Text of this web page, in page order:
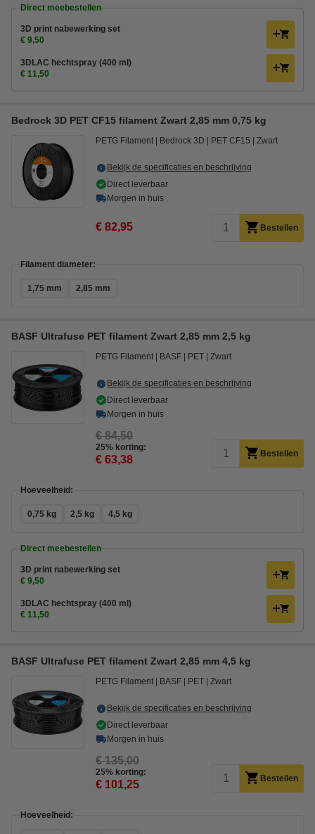
Direct meebestellen
3D print nabewerking set
€ 9,50
3DLAC hechtspray (400 ml)
€ 11,50
Bedrock 3D PET CF15 filament Zwart 2,85 mm 0,75 kg
PETG Filament Bedrock 3D PET CF15 Zwart
Bekijk de specificaties en beschrijving
Direct leverbaar
Morgen in huis
€ 82,95 Bestellen
Filament diameter:
1,75 mm 2,85 mm
BASF Ultrafuse PET filament Zwart 2,85 mm 2,5 kg
PETG Filament BASF PET Zwart
Bekijk de specificaties en beschrijving
Direct leverbaar
Morgen in huis
€ 84,50
25% korting:
€ 63,38 Bestellen
Hoeveelheid:
0,75 kg 2,5 kg 4,5 kg
Direct meebestellen
3D print nabewerking set
€ 9,50
3DLAC hechtspray (400 ml)
€ 11,50
BASF Ultrafuse PET filament Zwart 2,85 mm 4,5 kg
PETG Filament BASF PET Zwart
Bekijk de specificaties en beschrijving
Direct leverbaar
Morgen in huis
€ 135,00
25% korting:
€ 101,25 Bestellen
Hoeveelheid: